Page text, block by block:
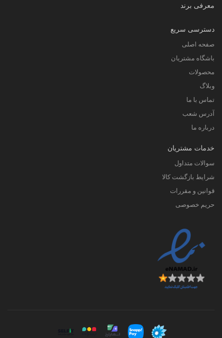
معرفی برند
دسترسی سریع
صفحه اصلی
باشگاه مشتریان
محصولات
وبلاگ
تماس با ما
آدرس شعب
درباره ما
خدمات مشتریان
سوالات متداول
شرایط بازگشت کالا
قوانین و مقررات
حریم خصوصی